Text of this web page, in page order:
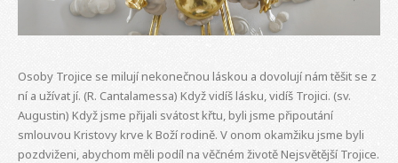
Osoby Trojice se milují nekonečnou láskou a dovolují nám těšit se z
ní a užívat jí. (R. Cantalamessa) Když vidíš lásku, vidíš Trojici. (sv.
Augustin) Když jsme přijali svátost křtu, byli jsme připoutání
smlouvou Kristovy krve k Boží rodině. V onom okamžiku jsme byli
pozdviženi, abychom měli podíl na věčném životě Nejsvětější Trojice.